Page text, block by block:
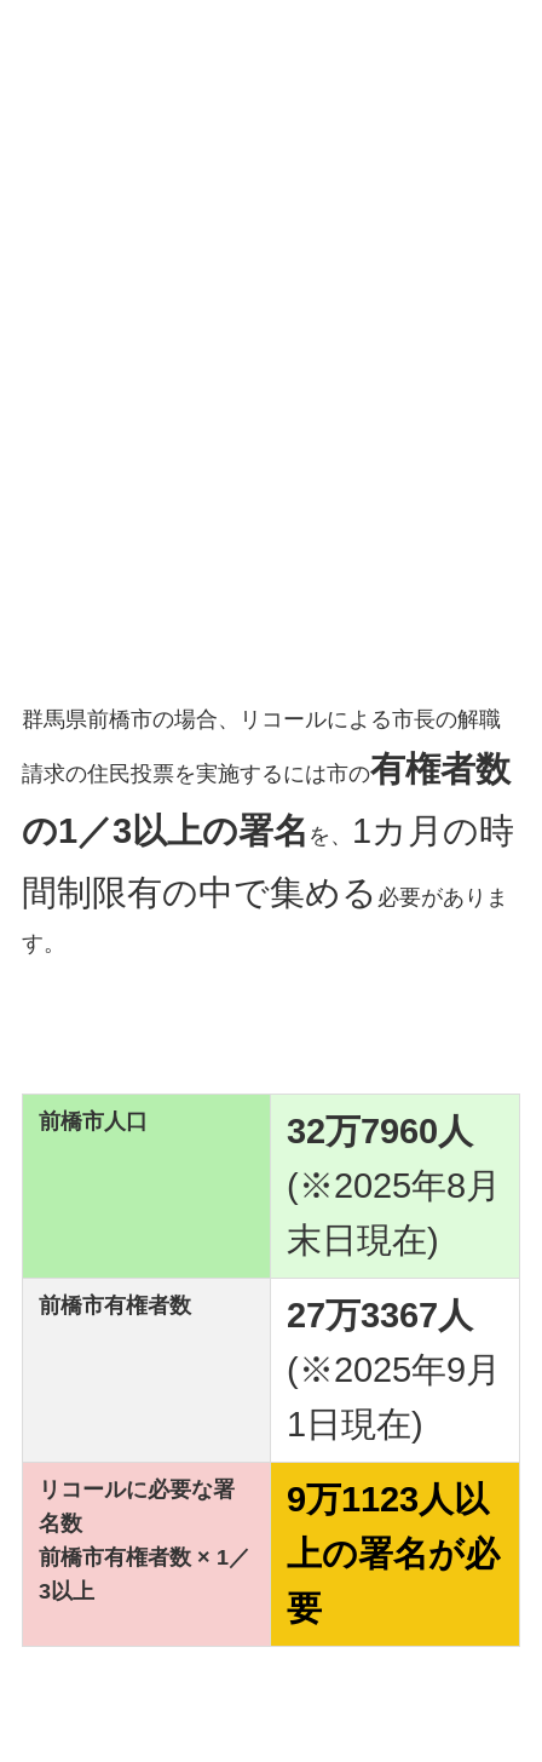
群馬県前橋市の場合、リコールによる市長の解職
請求の住民投票を実施するには市の有権者数
の1／3以上の署名 を、
1カ月の時
間制限有の中で集める 必要がありま
す。
前橋市人口
32万7960人
(※2025年8月
末日現在)
前橋市有権者数
27万3367人
(※2025年9月
1日現在)
リコールに必要な署
名数
前橋市有権者数 × 1／
3以上
9万1123人以
上の署名が必
要